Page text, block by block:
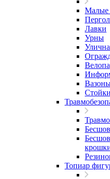
Малые
Лавки
Урны
Топиар